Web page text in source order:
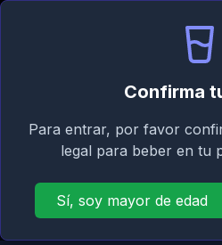
Confirma
Para entrar, por favor
legal para beber en tu
Sí, soy mayor de edad
ES